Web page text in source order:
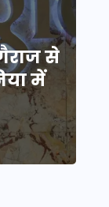
से
में